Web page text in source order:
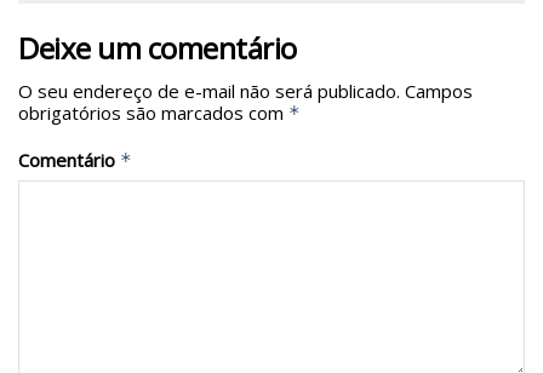
Deixe um comentário
O seu endereço de e-mail não será publicado. Campos
obrigatórios são marcados com *
Comentário *